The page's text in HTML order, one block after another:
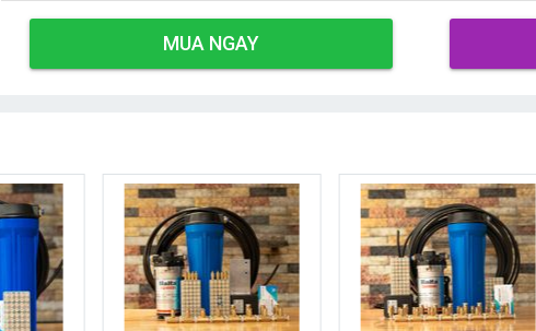
MUA NGAY